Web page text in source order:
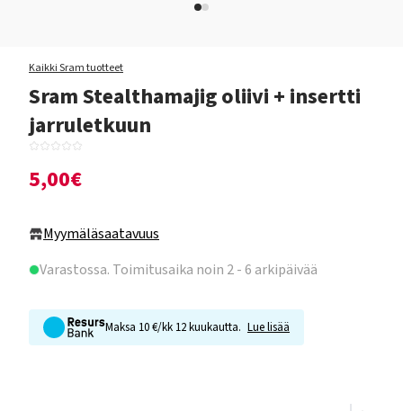
Kaikki Sram tuotteet
Sram Stealthamajig oliivi + insertti
jarruletkuun
5,00€
Myymäläsaatavuus
Varastossa. Toimitusaika noin 2 - 6 arkipäivää
Maksa 10 €/kk 12 kuukautta. Lue lisää